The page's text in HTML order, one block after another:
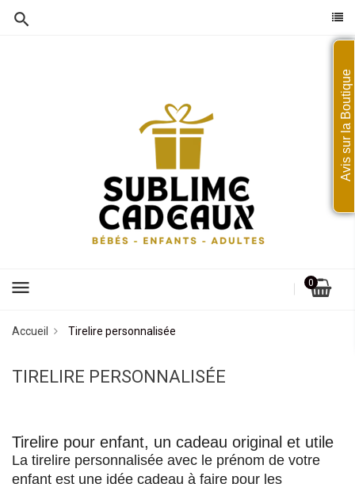
menu 0
Accueil Tirelire personnalisée
TIRELIRE PERSONNALISÉE
Tirelire pour enfant, un cadeau original et utile
La tirelire personnalisée avec le prénom de votre
enfant est une idée cadeau à faire pour les
Avis sur la Boutique